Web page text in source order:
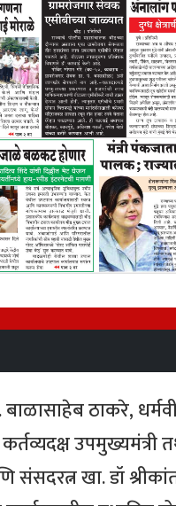
बाळासाहेब ठाकरे,
कर्तव्यदक्ष
खा. डॉ